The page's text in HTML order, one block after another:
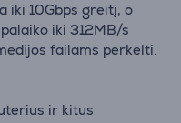
iki 10Gbps greitį, o
iki 312MB/s
failams perkelti.
ir kitus